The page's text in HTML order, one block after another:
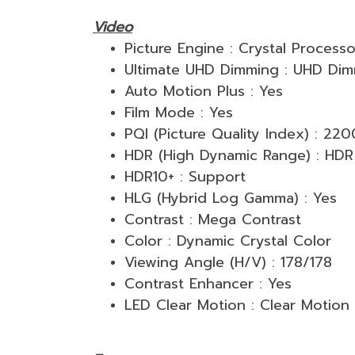
Video
Picture Engine : Crystal
Ultimate UHD Dimming : UHD
Auto Motion Plus : Yes
Film Mode : Yes
PQI (Picture Quality Index) :
HDR (High Dynamic Range) : HDR
HDR10+ : Support
HLG (Hybrid Log Gamma) : Yes
Contrast : Mega Contrast
Color : Dynamic Crystal Color
Viewing Angle (H/V) : 178/178
Contrast Enhancer : Yes
LED Clear Motion : Clear Motion